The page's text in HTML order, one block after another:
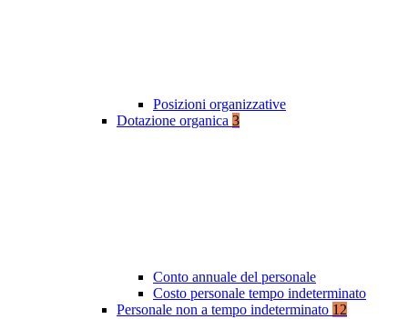
Posizioni organizzative
Dotazione organica 3
Conto annuale del personale
Costo personale tempo indeterminato
Personale non a tempo indeterminato 12